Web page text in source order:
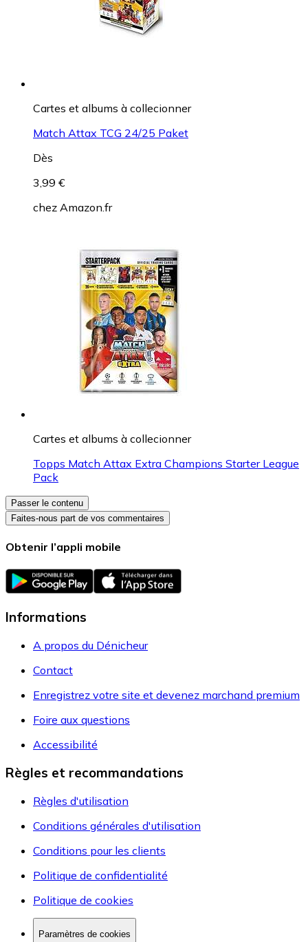
Cartes et albums à collecionner
Match Attax TCG 24/25 Paket
Dès
3,99 €
chez Amazon.fr
Cartes et albums à collecionner
Topps Match Attax Extra Champions Starter League
Pack
Passer le contenu
Faites-nous part de vos commentaires
Obtenir l’appli mobile
Informations
A propos du Dénicheur
Contact
Enregistrez votre site et devenez marchand premium
Foire aux questions
Accessibilité
Règles et recommandations
Règles d'utilisation
Conditions générales d'utilisation
Conditions pour les clients
Politique de confidentialité
Politique de cookies
Paramètres de cookies